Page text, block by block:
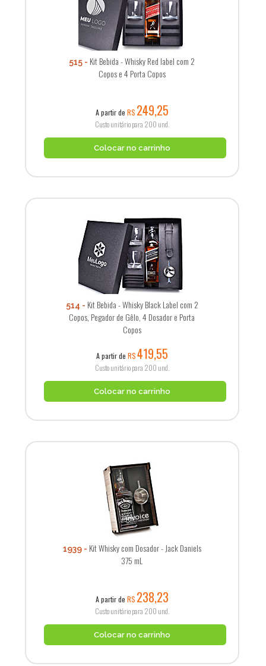
515
Kit Bebida - Whisky Red label com 2
Copos e 4 Porta Copos
A partir de R$ 249,25
Custo unitário para 200 und.
Colocar no carrinho
514
Kit Bebida - Whisky Black Label com 2
Copos, Pegador de Gêlo, 4 Dosador e Porta
Copos
A partir de R$419,55
Custo unitário para 200 und.
Colocar no carrinho
1939
Kit Whisky com Dosador - Jack Daniels
375 mL
A partir de R$ 238,23
Custo unitário para 200 und.
Colocar no carrinho